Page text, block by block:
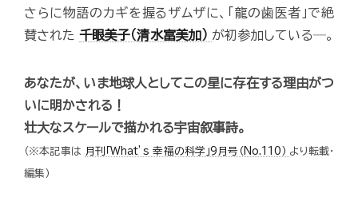
さらに物語のカギを握るザムザに、「龍の歯医者」で絶
賛された 千眼美子（清水富美加） が初参加している─。
あなたが、いま地球人としてこの星に存在する理由がつ
いに明かされる！
壮大なスケールで描かれる宇宙叙事詩。
（※本記事は 月刊「What’s 幸福の科学」9月号（No.110） より転載・
編集）